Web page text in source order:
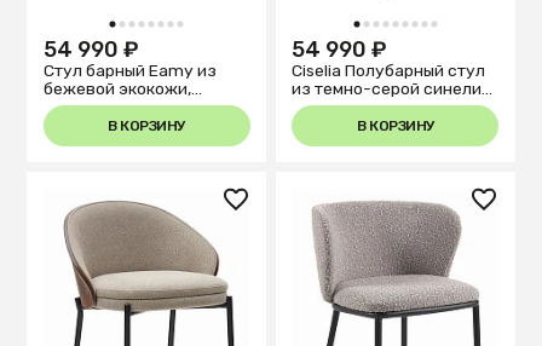
1 2 3 4 5 6 7 8
54 990 ₽
Стул барный Eamy из
бежевой экокожи,
ясеневого шпона с
натуральной отделкой и
бежевого металла
В КОРЗИНУ
1 2 3 4 5 6 7 8 9
54 990 ₽
Ciselia Полубарный стул
из темно-серой синели
65 см
В КОРЗИНУ